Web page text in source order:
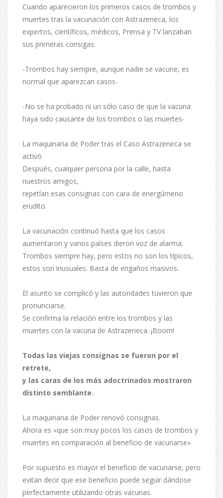
Cuando aparecieron los primeros casos de trombos y
muertes tras la vacunación con Astrazeneca, los
expertos, científicos, médicos, Prensa y TV lanzaban
sus primeras consigas:
-Trombos hay siempre, aunque nadie se vacune, es
normal que aparezcan casos-
-No se ha probado ni un sólo caso de que la vacuna
haya sido causante de los trombos o las muertes-
La maquinaria de Poder tras el Caso Astrazeneca se
activó.
Después, cualquier persona por la calle, hasta
nuestros amigos,
repetían esas consignas con cara de energúmeno
erudito.
La vacunación continuó hasta que los casos
aumentaron y varios países dieron voz de alarma.
Trombos siempre hay, pero estos no son los típicos,
estos son inusuales. Basta de engaños masivos.
El asunto se complicó y las autoridades tuvieron que
pronunciarse.
Se confirma la relación entre los trombos y las
muertes con la vacuna de Astrazeneca. ¡Boom!
Todas las viejas consignas se fueron por el
retrete,
y las caras de los más adoctrinados mostraron
distinto semblante.
La maquinaria de Poder renovó consignas.
Ahora es «que son muy pocos los casos de trombos y
muertes en comparación al beneficio de vacunarse»
Por supuesto es mayor el beneficio de vacunarse, pero
evitan decir que ese beneficio puede seguir dándose
perfectamente utilizando otras vacunas.